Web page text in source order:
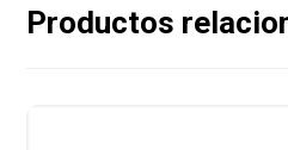
Productos